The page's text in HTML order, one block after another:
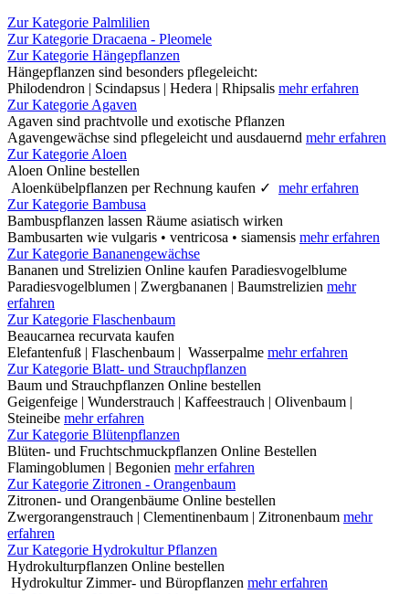
Zur Kategorie Palmlilien
Zur Kategorie Dracaena - Pleomele
Zur Kategorie Hängepflanzen
Hängepflanzen sind besonders pflegeleicht:
Philodendron | Scindapsus | Hedera | Rhipsalis mehr erfahren
Zur Kategorie Agaven
Agaven sind prachtvolle und exotische Pflanzen
Agavengewächse sind pflegeleicht und ausdauernd mehr erfahren
Zur Kategorie Aloen
Aloen Online bestellen
Aloenkübelpflanzen per Rechnung kaufen ✓ mehr erfahren
Zur Kategorie Bambusa
Bambuspflanzen lassen Räume asiatisch wirken
Bambusarten wie vulgaris • ventricosa • siamensis mehr erfahren
Zur Kategorie Bananengewächse
Bananen und Strelizien Online kaufen Paradiesvogelblume
Paradiesvogelblumen | Zwergbananen | Baumstrelizien mehr
erfahren
Zur Kategorie Flaschenbaum
Beaucarnea recurvata kaufen
Elefantenfuß | Flaschenbaum | Wasserpalme mehr erfahren
Zur Kategorie Blatt- und Strauchpflanzen
Baum und Strauchpflanzen Online bestellen
Geigenfeige | Wunderstrauch | Kaffeestrauch | Olivenbaum |
Steineibe mehr erfahren
Zur Kategorie Blütenpflanzen
Blüten- und Fruchtschmuckpflanzen Online Bestellen
Flamingoblumen | Begonien mehr erfahren
Zur Kategorie Zitronen - Orangenbaum
Zitronen- und Orangenbäume Online bestellen
Zwergorangenstrauch | Clementinenbaum | Zitronenbaum mehr
erfahren
Zur Kategorie Hydrokultur Pflanzen
Hydrokulturpflanzen Online bestellen
Hydrokultur Zimmer- und Büropflanzen mehr erfahren